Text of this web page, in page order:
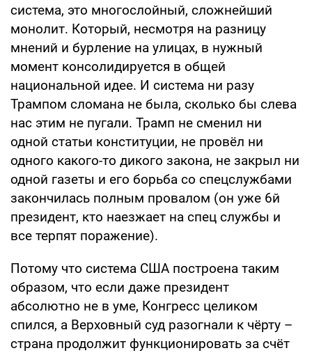
система, это многослойный, сложнейший
монолит. Который, несмотря на разницу
мнений и бурление на улицах, в нужный
момент консолидируется в общей
национальной идее. И система ни разу
Трампом сломана не была, сколько бы слева
нас этим не пугали. Трамп не сменил ни
одной статьи конституции, не провёл ни
одного какого-то дикого закона, не закрыл ни
одной газеты и его борьба со спецслужбами
закончилась полным провалом (он уже 6й
президент, кто наезжает на спец службы и
все терпят поражение).
Потому что система США построена таким
образом, что если даже президент
абсолютно не в уме, Конгресс целиком
спился, а Верховный суд разогнали к чёрту –
страна продолжит функционировать за счёт